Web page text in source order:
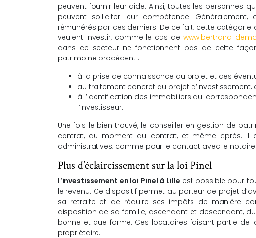
peuvent fournir leur aide. Ainsi, toutes les personnes
peuvent solliciter leur compétence.
rémunérés par ces derniers. De ce fait, cette
veulent investir, comme le cas de www.bertrand-
dans ce secteur ne fonctionnent pas de cette
patrimoine procèdent :
à la prise de connaissance du projet et des
au traitement concret du projet
à l’identification des immobiliers qui
l’investisseur.
Une fois le bien trouvé, le conseiller en gestion de
contrat, au moment du contrat, et même après. Il
administratives, comme pour le contact avec le
Plus d’éclaircissement sur la loi Pinel
L’investissement en loi Pinel à Lille est possible pour
le revenu. Ce dispositif permet au porteur de projet
sa retraite et de réduire ses impôts de manière
disposition de sa famille, ascendant et descendant,
bonne et due forme. Ces locataires faisant partie
propriétaire.